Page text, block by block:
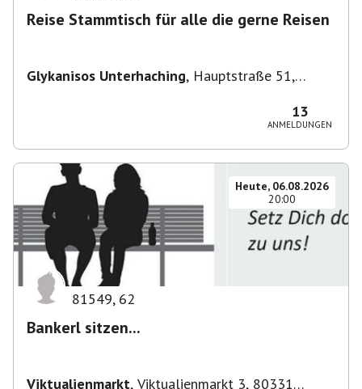
Reise Stammtisch für alle die gerne Reisen
Glykanisos Unterhaching, Hauptstraße 51,
13
ANMELDUNGEN
Heute, 06.08.2026
20:00
81549, 62
Bankerl sitzen...
Viktualienmarkt, Viktualienmarkt 3, 80331